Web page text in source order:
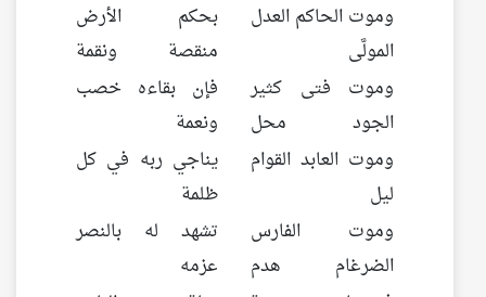
وموت الحاكم العدل
المولَّى
بحكم الأرض
منقصة ونقمة
وموت فتى كثير
الجود محل
فإن بقاءه خصب
ونعمة
وموت العابد القوام
ليل
يناجي ربه في كل
ظلمة
وموت الفارس
الضرغام هدم
تشهد له بالنصر
عزمه